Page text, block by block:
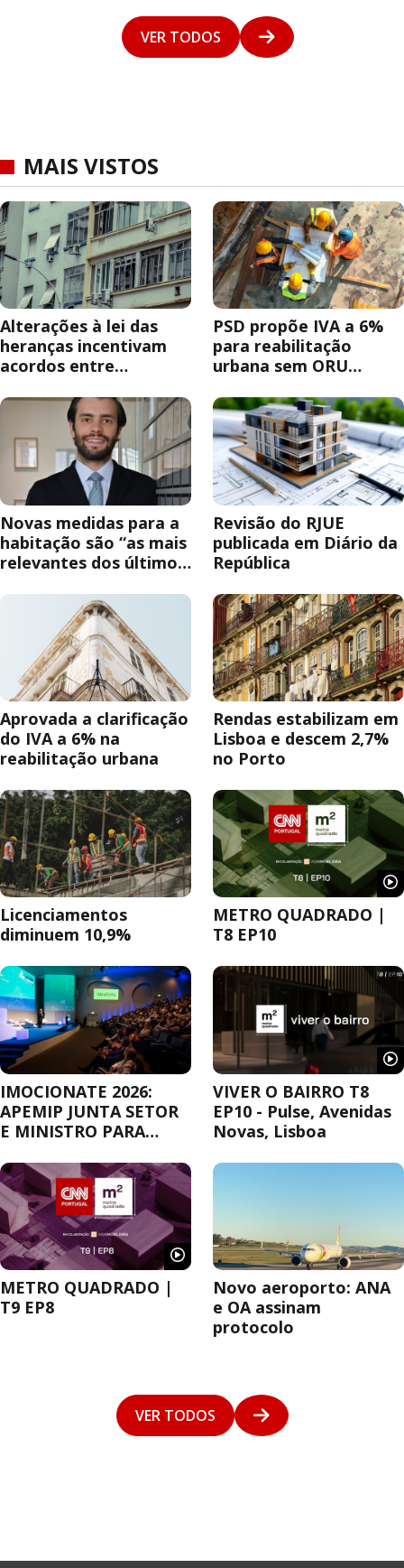
VER TODOS
MAIS VISTOS
Alterações à lei das
heranças incentivam
acordos entre
PSD propõe IVA a 6%
para reabilitação
urbana sem ORU
Novas medidas para a
habitação são “as mais
relevantes dos últimos
Revisão do RJUE
publicada em Diário da
República
Aprovada a clarificação
do IVA a 6% na
reabilitação urbana
Rendas estabilizam em
Lisboa e descem 2,7%
no Porto
Licenciamentos
diminuem 10,9%
METRO QUADRADO |
T8 EP10
IMOCIONATE 2026:
APEMIP JUNTA SETOR
E MINISTRO PARA
HABITAÇÃO
VIVER O BAIRRO T8
EP10 - Pulse, Avenidas
Novas, Lisboa
METRO QUADRADO |
T9 EP8
Novo aeroporto: ANA
e OA assinam
protocolo
VER TODOS